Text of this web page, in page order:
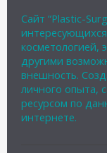
Сайт “Plastic-
косметологией,
другими
внешность.
личного опыта,
ресурсом по
интернете.